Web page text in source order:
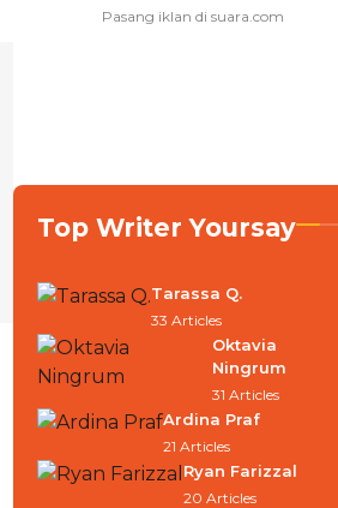
Top Writer Yoursay
Tarassa Q.
33 Articles
Oktavia
Ningrum
31 Articles
Ardina Praf
21 Articles
Ryan Farizzal
20 Articles